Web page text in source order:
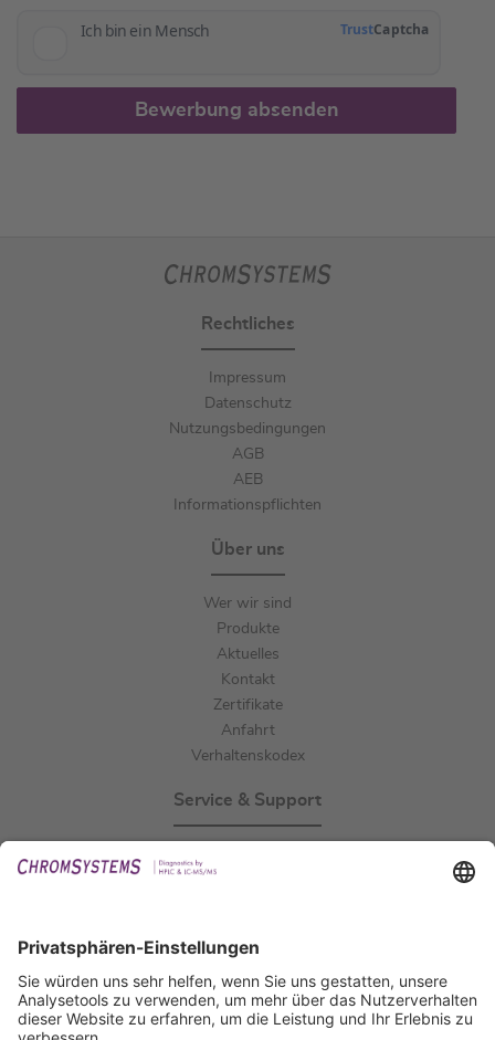
Bewerbung absenden
Rechtliches
Impressum
Datenschutz
Nutzungsbedingungen
AGB
AEB
Informationspflichten
Über uns
Wer wir sind
Produkte
Aktuelles
Kontakt
Zertifikate
Anfahrt
Verhaltenskodex
Service & Support
IFU anfordern
Zertifizierungen